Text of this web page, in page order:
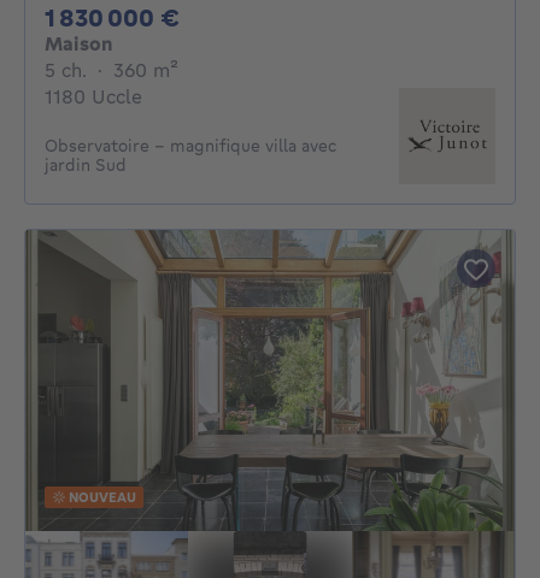
1 830 000 €
Maison
5 ch. 5 chambres
· 360 m²
1180 Uccle
Observatoire - magnifique villa avec
jardin Sud
NOUVEAU